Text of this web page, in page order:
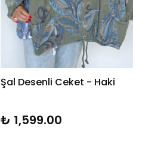
Şal Desenli Ceket - Haki
₺ 1,599.00